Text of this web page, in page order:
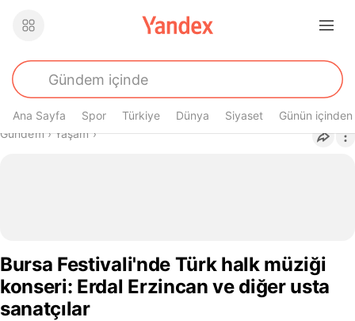
Ana Sayfa Spor Türkiye Dünya Siyaset Günün içinden
Buradasın
Gündem› Yaşam›
Bursa Festivali'nde Türk halk müziği
konseri: Erdal Erzincan ve diğer usta
sanatçılar